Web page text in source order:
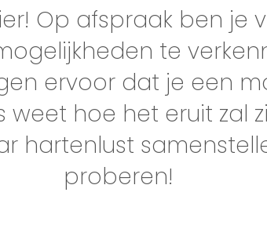
Op afspraak ben je
te
ervoor dat je een
hoe het eruit zal
hartenlust
proberen!